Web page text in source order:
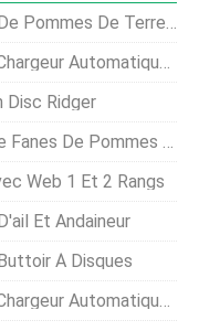
De Terre Et Andaineur
Automatique D'oignons
Disc Ridger
De Pommes De Terre
Web 1 Et 2 Rangs
Et Andaineur
À Disques
Automatique D'oignons